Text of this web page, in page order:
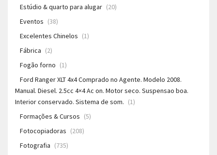
Estúdio & quarto para alugar (20)
Eventos (38)
Excelentes Chinelos (1)
Fábrica (2)
Fogão forno (1)
Ford Ranger XLT 4x4 Comprado no Agente. Modelo 2008.
Manual. Diesel. 2.5cc 4×4 Ac on. Motor seco. Suspensao boa.
Interior conservado. Sistema de som. (1)
Formações & Cursos (5)
Fotocopiadoras (208)
Fotografia (735)